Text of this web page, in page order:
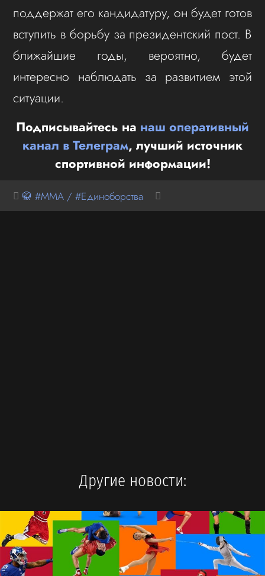
поддержат его кандидатуру, он будет готов
вступить в борьбу за президентский пост. В
ближайшие годы, вероятно, будет
интересно наблюдать за развитием этой
ситуации.
Подписывайтесь на наш оперативный
канал в Телеграм, лучший источник
спортивной информации!
🥋 #MMA / #Единоборства
Другие новости: